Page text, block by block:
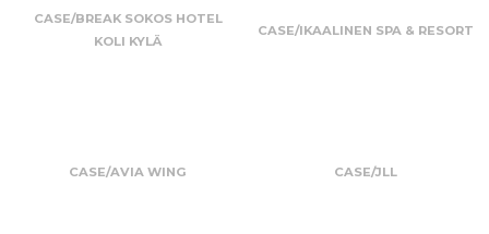
CASE/BREAK SOKOS HOTEL
KOLI KYLÄ
CASE/IKAALINEN SPA & RESORT
CASE/AVIA WING CASE/JLL